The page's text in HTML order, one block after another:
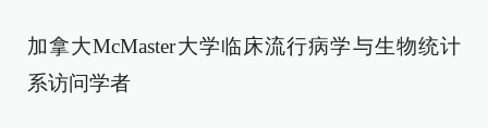
加拿大McMaster大学临床流行病学与生物统计
系访问学者